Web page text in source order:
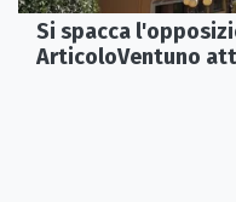
Si spacca
ArticoloVentuno